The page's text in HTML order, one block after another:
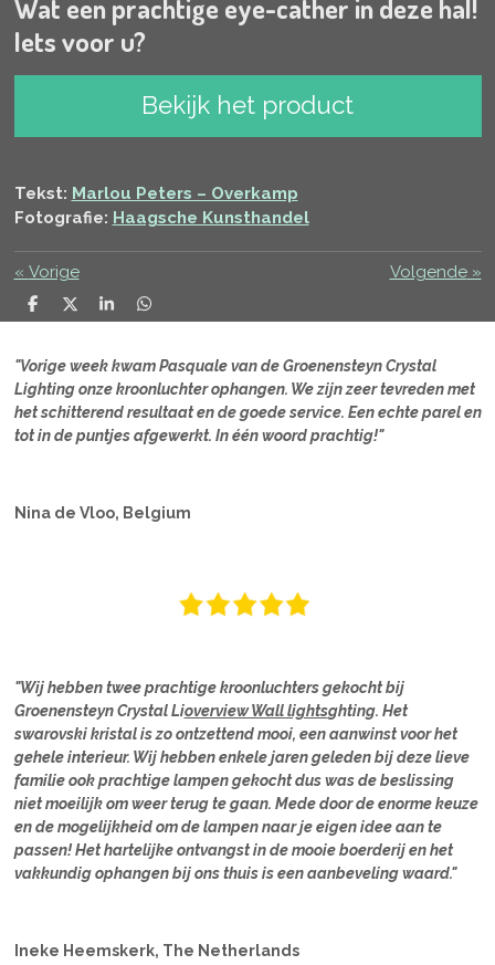
Wat een prachtige eye-cather in deze hal!
Iets voor u?
Bekijk het product
Tekst: Marlou Peters – Overkamp
Fotografie: Haagsche Kunsthandel
« Vorige Volgende»
D
e
e
n
D
e
l
S
h
r
e
D
e
e
n
"Vorige week kwam Pasquale van de Groenensteyn Crystal
Lighting onze kroonluchter ophangen. We zijn zeer tevreden met
het schitterend resultaat en de goede service. Een echte parel en
tot in de puntjes afgewerkt. In één woord prachtig!"
Nina de Vloo, Belgium
"Wij hebben twee prachtige kroonluchters gekocht bij
Groenensteyn Crystal Lioverview Wall lightsghting. Het
swarovski kristal is zo ontzettend mooi, een aanwinst voor het
gehele interieur. Wij hebben enkele jaren geleden bij deze lieve
familie ook prachtige lampen gekocht dus was de beslissing
niet moeilijk om weer terug te gaan. Mede door de enorme keuze
en de mogelijkheid om de lampen naar je eigen idee aan te
passen! Het hartelijke ontvangst in de mooie boerderij en het
vakkundig ophangen bij ons thuis is een aanbeveling waard."
Ineke Heemskerk, The Netherlands